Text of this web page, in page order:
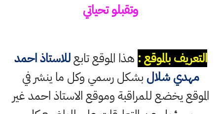
وتقبلو تحياتي
التعريف بالموقع : هذا الموقع تابعللاستاذ احمد
مهدي شلال بشكل رسمي وكل ما ينشر في
الموقع يخضع للمراقبة وموقع الاستاذ احمد غير